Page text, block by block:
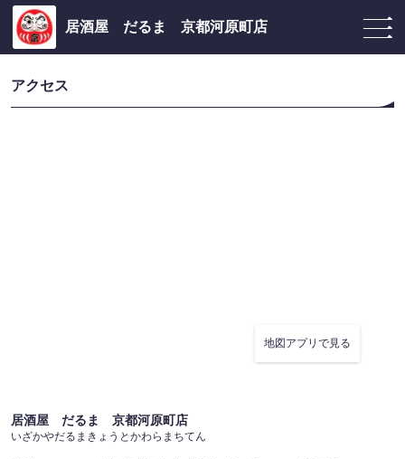
居酒屋 だるま 京都河原町店
アクセス
地図アプリで見る
居酒屋 だるま 京都河原町店
いざかやだるまきょうとかわらまちてん
アクセス | 居酒屋 だるま 京都河原町店